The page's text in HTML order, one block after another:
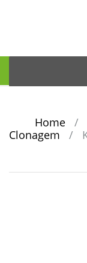
content
Home /
Clonagem
/